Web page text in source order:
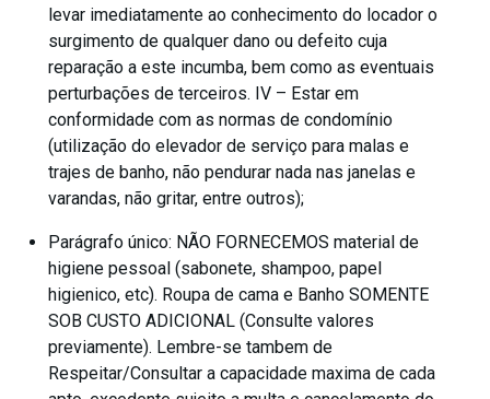
levar imediatamente ao conhecimento do locador o
surgimento de qualquer dano ou defeito cuja
reparação a este incumba, bem como as eventuais
perturbações de terceiros. IV – Estar em
conformidade com as normas de condomínio
(utilização do elevador de serviço para malas e
trajes de banho, não pendurar nada nas janelas e
varandas, não gritar, entre outros);
Parágrafo único: NÃO FORNECEMOS material de
higiene pessoal (sabonete, shampoo, papel
higienico, etc). Roupa de cama e Banho SOMENTE
SOB CUSTO ADICIONAL (Consulte valores
previamente). Lembre-se tambem de
Respeitar/Consultar a capacidade maxima de cada